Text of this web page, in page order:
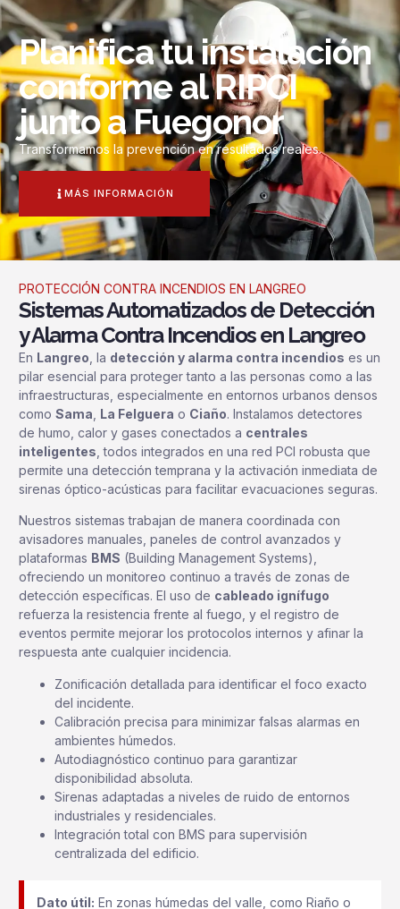
Planifica tu instalación
conforme al RIPCI
junto a Fuegonor
Transformamos la prevención en resultados reales.
MÁS INFORMACIÓN
PROTECCIÓN CONTRA INCENDIOS EN LANGREO
Sistemas Automatizados de Detección
y Alarma Contra Incendios en Langreo
En Langreo , la detección y alarma contra incendios es un
pilar esencial para proteger tanto a las personas como a las
infraestructuras, especialmente en entornos urbanos densos
como Sama La Felguera o Ciaño. Instalamos detectores
de humo, calor y gases conectados a centrales
inteligentes , todos integrados en una red PCI robusta que
permite una detección temprana y la activación inmediata de
sirenas óptico-acústicas para facilitar evacuaciones seguras.
Nuestros sistemas trabajan de manera coordinada con
avisadores manuales, paneles de control avanzados y
plataformas BMS (Building Management Systems),
ofreciendo un monitoreo continuo a través de zonas de
detección específicas. El uso de cableado ignífugo
refuerza la resistencia frente al fuego, y el registro de
eventos permite mejorar los protocolos internos y afinar la
respuesta ante cualquier incidencia.
Zonificación detallada para identificar el foco exacto
del incidente.
Calibración precisa para minimizar falsas alarmas en
ambientes húmedos.
Autodiagnóstico continuo para garantizar
disponibilidad absoluta.
Sirenas adaptadas a niveles de ruido de entornos
industriales y residenciales.
Integración total con BMS para supervisión
centralizada del edificio.
Dato útil: En zonas húmedas del valle, como Riaño o